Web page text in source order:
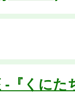
-『くにた